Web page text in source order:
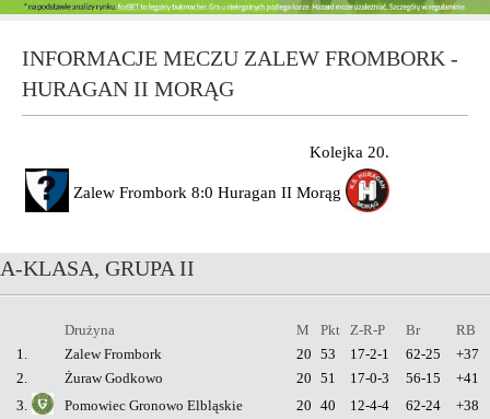
INFORMACJE MECZU ZALEW FROMBORK -
HURAGAN II MORĄG
Kolejka 20.
Zalew Frombork 8:0 Huragan II Morąg
A-KLASA, GRUPA II
Drużyna M Pkt Z-R-P Br
RB
1.
Zalew Frombork 20 53 17-2-1 62-25
+37
2.
Żuraw Godkowo 20 51 17-0-3 56-15
+41
3.
Pomowiec Gronowo Elbląskie 20 40 12-4-4 62-24
+38